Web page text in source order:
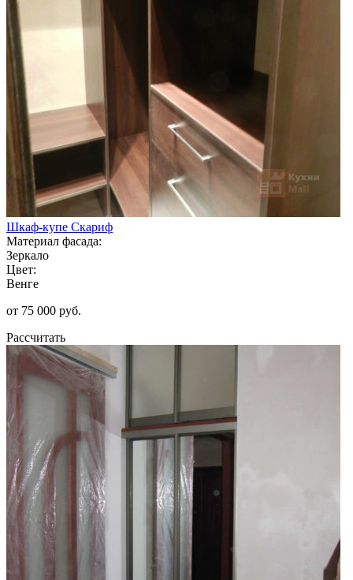
Шкаф-купе Скариф
Материал фасада:
Зеркало
Цвет:
Венге
от 75 000 руб.
Рассчитать